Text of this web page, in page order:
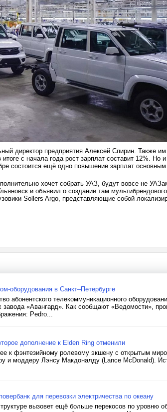
директор предприятия Алексей Спирин. Также
с начала года рост зарплат составит 12%. Но
состоится ещё одно повышение зарплат
хочет собрать УАЗ, будут вовсе не
и объявил о создании там
Sollers Argo, представляющие собой
оборудования в Санкт–Петербурге
абонентского телекоммуникационного
«Авангард». Как сообщают «Ведомости»,
Pedro...
дополнение к Elden Ring отменили
к фэнтезийному ролевому экшену с открытым
и моддеру Лэнсу Макдоналду (Lance McDonald).
для перевозки электричества по океану
вызовет ещё больше перекосов по уровню